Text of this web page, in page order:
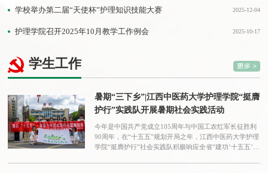
2025-12-04
学校举办第二届“天使杯”护理知识技能大赛
2025-10-17
护理学院召开2025年10月教学工作例会
学生工作
暑期“三下乡”|江西中医药大学护理学院“挺膺
护行”实践队开展暑期社会实践活动
今年是中国共产党成立105周年与中国工农红军长征胜利
90周年，在“十五五”规划开局之年，江西中医药大学护理
学院“挺膺护行”社会实践队积极响应全省“建功‘十五五’·